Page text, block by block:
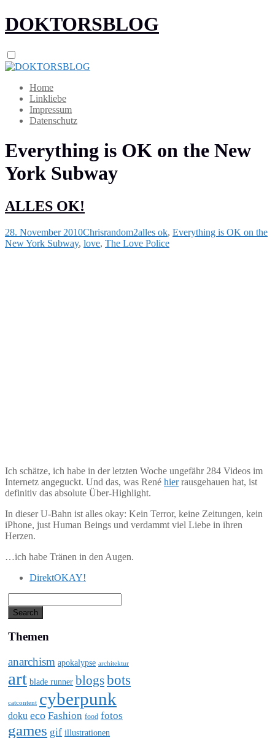
DOKTORSBLOG
Home
Linkliebe
Impressum
Datenschutz
Everything is OK on the New
York Subway
ALLES OK!
28. November 2010Chrisrandom2alles ok, Everything is OK on the
New York Subway, love, The Love Police
Ich schätze, ich habe in der letzten Woche ungefähr 284 Videos im
Internetz angeguckt. Und das, was René hierrausgehauen hat, ist
definitiv das absolute Über-Highlight.
In dieser U-Bahn ist alles okay: Kein Terror, keine Zeitungen, kein
iPhone, just Human Beings und verdammt viel Liebe in ihren
Herzen.
…ich habe Tränen in den Augen.
DirektOKAY!
Themen
anarchism apokalypse architektur
art blade runner blogsbots
catcontent cyberpunk
doku eco Fashion food fotos
games gif illustrationen